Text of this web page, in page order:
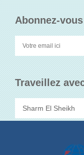
Abonnez-
Traveillez